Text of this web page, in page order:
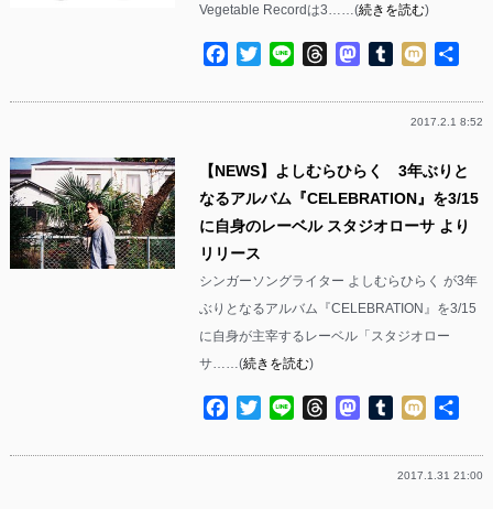
Vegetable Recordは3……(続きを読む)
Facebook
TwitterLine ThreadsMastodon
Tumblr
Mixi
2017.2.1 8:52
【NEWS】よしむらひらく 3年ぶりと
なるアルバム『CELEBRATION』を3/15
に自身のレーベル スタジオローサ より
リリース
シンガーソングライター よしむらひらく が3年
ぶりとなるアルバム『CELEBRATION』を3/15
に自身が主宰するレーベル「スタジオロー
サ……(続きを読む)
Facebook
TwitterLine ThreadsMastodon
Tumblr
Mixi
2017.1.31 21:00